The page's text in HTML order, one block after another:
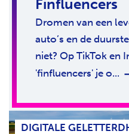
Finfluencers
Dromen van een
auto’s en de
niet? Op TikTok en
'finfluencers' je o...
DIGITALE